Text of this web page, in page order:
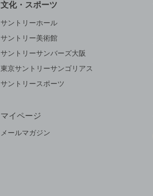
文化・スポーツ
サントリーホール
サントリー美術館
サントリーサンバーズ大阪
東京サントリーサンゴリアス
サントリースポーツ
マイページ
メールマガジン